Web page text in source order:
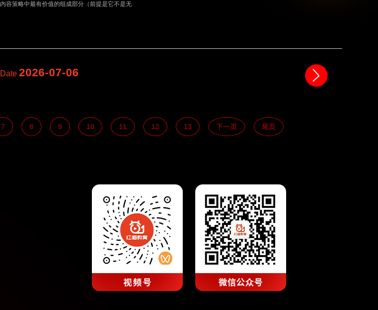
内容策略中最有价值的组成部分（前提是它不是无
Date2026-07-06
7 8 9 10 11 12 13 下一页 尾页